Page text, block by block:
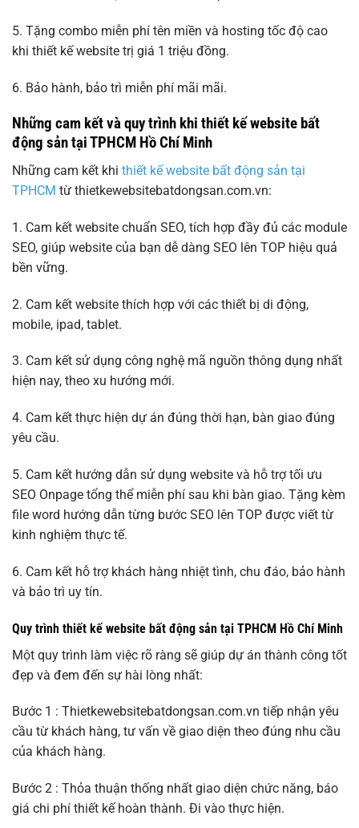
5. Tặng combo miễn phí tên miền và hosting tốc độ cao
khi thiết kế website trị giá 1 triệu đồng.
6. Bảo hành, bảo trì miễn phí mãi mãi.
Những cam kết và quy trình khi thiết kế website bất
động sản tại TPHCM Hồ Chí Minh
Những cam kết khi thiết kế website bất động sản tại
TPHCM từ thietkewebsitebatdongsan.com.vn:
1. Cam kết website chuẩn SEO, tích hợp đầy đủ các module
SEO, giúp website của bạn dễ dàng SEO lên TOP hiệu quả
bền vững.
2. Cam kết website thích hợp với các thiết bị di động,
mobile, ipad, tablet.
3. Cam kết sử dụng công nghệ mã nguồn thông dụng nhất
hiện nay, theo xu hướng mới.
4. Cam kết thực hiện dự án đúng thời hạn, bàn giao đúng
yêu cầu.
5. Cam kết hướng dẫn sử dụng website và hỗ trợ tối ưu
SEO Onpage tổng thể miễn phí sau khi bàn giao. Tặng kèm
file word hướng dẫn từng bước SEO lên TOP được viết từ
kinh nghiệm thực tế.
6. Cam kết hỗ trợ khách hàng nhiệt tình, chu đáo, bảo hành
và bảo trì uy tín.
Quy trình thiết kế website bất động sản tại TPHCM Hồ Chí Minh
Một quy trình làm việc rõ ràng sẽ giúp dự án thành công tốt
đẹp và đem đến sự hài lòng nhất:
Bước 1 : Thietkewebsitebatdongsan.com.vn tiếp nhận yêu
cầu từ khách hàng, tư vấn về giao diện theo đúng nhu cầu
của khách hàng.
Bước 2 : Thỏa thuận thống nhất giao diện chức năng, báo
giá chi phí thiết kế hoàn thành. Đi vào thực hiện.